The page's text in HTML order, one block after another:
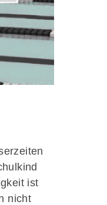
ist
nicht